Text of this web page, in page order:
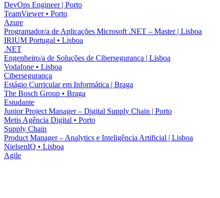
DevOps Engineer | Porto
TeamViewer • Porto
Azure
Programador/a de Aplicações Microsoft .NET – Master | Lisboa
IRIUM Portugal • Lisboa
.NET
Engenheiro/a de Soluções de Cibersegurança | Lisboa
Vodafone • Lisboa
Cibersegurança
Estágio Curricular em Informática | Braga
The Bosch Group • Braga
Estudante
Junior Project Manager – Digital Supply Chain | Porto
Metis Agência Digital • Porto
Supply Chain
Product Manager – Analytics e Inteligência Artificial | Lisboa
NielsenIQ • Lisboa
Agile